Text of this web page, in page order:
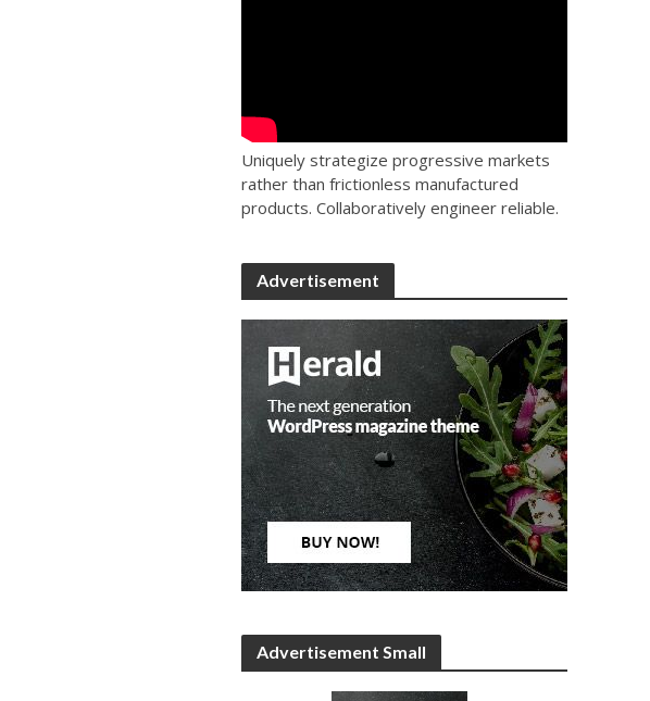
Uniquely strategize progressive markets
rather than frictionless manufactured
products. Collaboratively engineer reliable.
Advertisement
Advertisement Small